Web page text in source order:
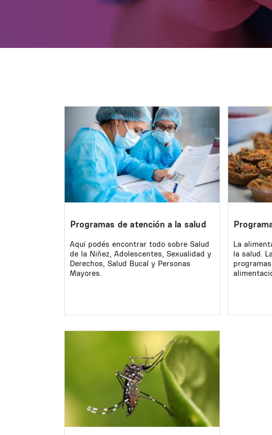
Programas de atención a la salud
Aquí podés encontrar todo sobre Salud
de la Niñez, Adolescentes, Sexualidad y
Derechos, Salud Bucal y Personas
Mayores.
Image
La
la salud.